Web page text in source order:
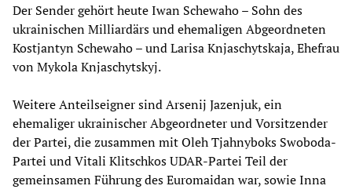
Der Sender gehört heute Iwan Schewaho – Sohn des
ukrainischen Milliardärs und ehemaligen Abgeordneten
Kostjantyn Schewaho – und Larisa Knjaschytskaja, Ehefrau
von Mykola Knjaschytskyj.
Weitere Anteilseigner sind Arsenij Jazenjuk, ein
ehemaliger ukrainischer Abgeordneter und Vorsitzender
der Partei, die zusammen mit Oleh Tjahnyboks Swoboda-
Partei und Vitali Klitschkos UDAR-Partei Teil der
gemeinsamen Führung des Euromaidan war, sowie Inna